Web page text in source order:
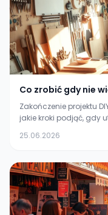
Co zrobić gdy nie
Zakończenie projektu
jakie kroki podjąć, gdy
25.06.2026